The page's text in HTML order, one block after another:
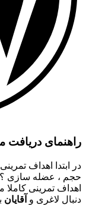
راهنمای دریافت
در ابتدا اهداف
حجم ، عضله سازی ؟
اهداف تمرینی
دنبال لاغری و آقایان